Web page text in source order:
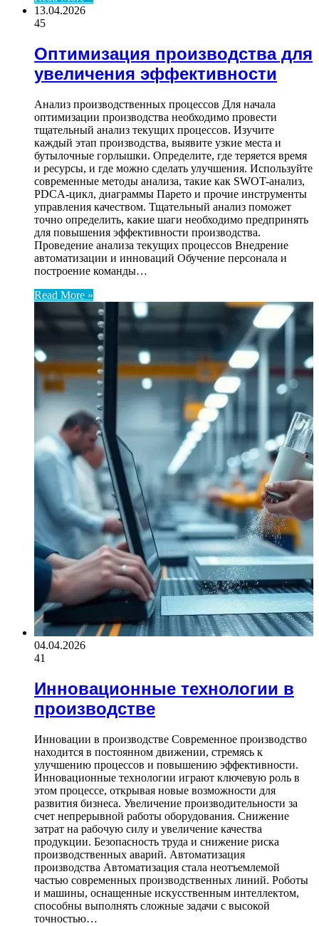
13.04.2026
45
Оптимизация производства для
увеличения эффективности
Анализ производственных процессов Для начала
оптимизации производства необходимо провести
тщательный анализ текущих процессов. Изучите
каждый этап производства, выявите узкие места и
бутылочные горлышки. Определите, где теряется время
и ресурсы, и где можно сделать улучшения. Используйте
современные методы анализа, такие как SWOT-анализ,
PDCA-цикл, диаграммы Парето и прочие инструменты
управления качеством. Тщательный анализ поможет
точно определить, какие шаги необходимо предпринять
для повышения эффективности производства.
Проведение анализа текущих процессов Внедрение
автоматизации и инноваций Обучение персонала и
построение команды…
Read More »
04.04.2026
41
Инновационные технологии в
производстве
Инновации в производстве Современное производство
находится в постоянном движении, стремясь к
улучшению процессов и повышению эффективности.
Инновационные технологии играют ключевую роль в
этом процессе, открывая новые возможности для
развития бизнеса. Увеличение производительности за
счет непрерывной работы оборудования. Снижение
затрат на рабочую силу и увеличение качества
продукции. Безопасность труда и снижение риска
производственных аварий. Автоматизация
производства Автоматизация стала неотъемлемой
частью современных производственных линий. Роботы
и машины, оснащенные искусственным интеллектом,
способны выполнять сложные задачи с высокой
точностью…